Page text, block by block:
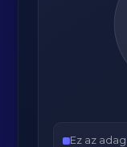
Ez az adag